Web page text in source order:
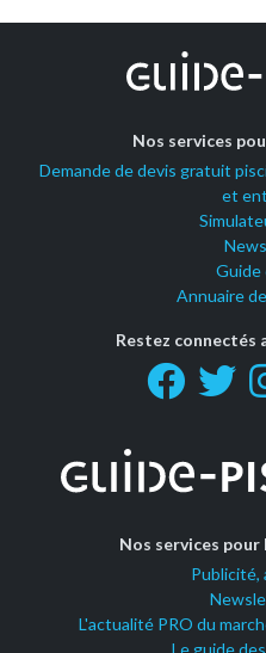
Nos services
Demande de devis gratuit
et
Guide
Annuaire
Restez connectés
Nos services
Publicité,
L'actualité PRO du